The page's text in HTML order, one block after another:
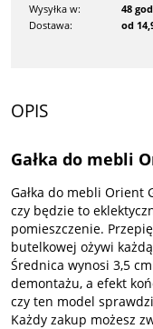
Wysyłka w:
48
Dostawa:
od
Cena nie zawiera
OPIS
Gałka do mebli
Gałka do mebli Orient
czy będzie to
pomieszczenie.
butelkowej ożywi
Średnica wynosi 3,5
demontażu, a efekt
czy ten model
Każdy zakup możesz